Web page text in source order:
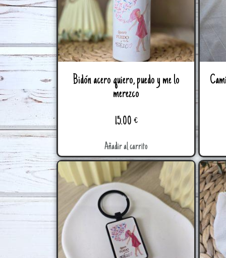
Bidón acero quiero, puedo y me lo
merezco
15.00 €
Añadir al carrito